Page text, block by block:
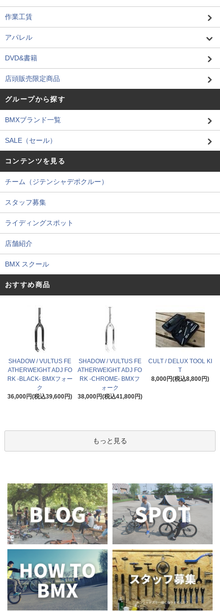
作業工賃
アパレル
DVD&書籍
店頭販売限定商品
グループから探す
BMXブランド一覧
SALE（セール）
コンテンツを見る
チーム（ジテンシャデポクルー）
スタッフ募集
ライディングスポット
店舗紹介
BMX スクール
おすすめ商品
SHADOW / VULTUS FE
ATHERWEIGHT ADJ FO
RK -BLACK- BMXフォー
ク
36,000円(税込39,600円)
SHADOW / VULTUS FE
ATHERWEIGHT ADJ FO
RK -CHROME- BMXフ
ォーク
38,000円(税込41,800円)
CULT / DELUX TOOL KI
T
8,000円(税込8,800円)
もっと見る